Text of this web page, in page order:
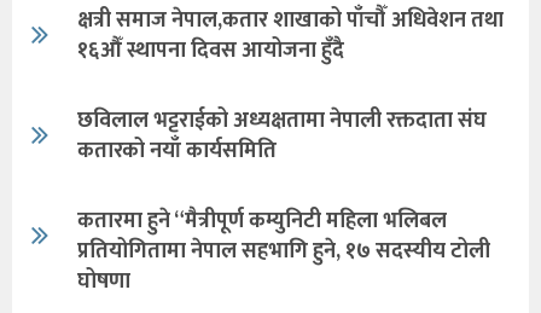
क्षत्री समाज नेपाल,कतार शाखाको पाँचौँ अधिवेशन तथा
१६औँ स्थापना दिवस आयोजना हुँदै
छविलाल भट्टराईको अध्यक्षतामा नेपाली रक्तदाता संघ
कतारको नयाँ कार्यसमिति
कतारमा हुने “मैत्रीपूर्ण कम्युनिटी महिला भलिबल
प्रतियोगितामा नेपाल सहभागि हुने, १७ सदस्यीय टोली
घोषणा